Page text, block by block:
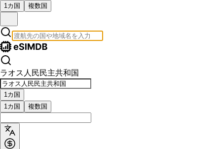
1カ国 複数国
ラオス人民民主共和国
1カ国
1カ国
複数国